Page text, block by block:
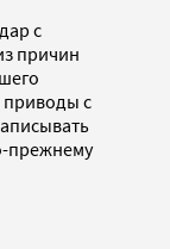
с
причин
приводы с
прежнему